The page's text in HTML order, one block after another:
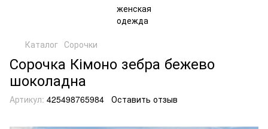
Каталог Сорочки
Сорочка Кімоно зебра бежево
шоколадна
Артикул: 425498765984 Оставить отзыв